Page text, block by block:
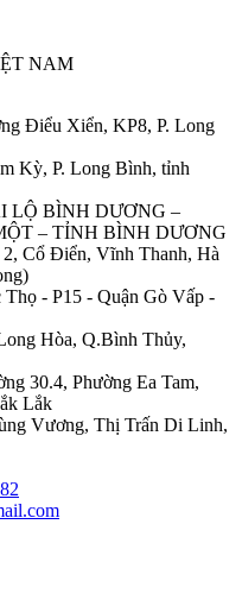
NAM
Điểu Xiển, KP8, P. Long
Kỳ, P. Long Bình, tỉnh
LỘ BÌNH DƯƠNG –
– TỈNH BÌNH DƯƠNG
Cổ Điển, Vĩnh Thanh, Hà
- P15 - Quận Gò Vấp -
Hòa, Q.Bình Thủy,
30.4, Phường Ea Tam,
Lắk
Vương, Thị Trấn Di Linh,